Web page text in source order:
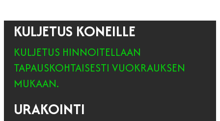
KULJETUS KONEILLE
KULJETUS HINNOITELLAAN
TAPAUSKOHTAISESTI VUOKRAUKSEN
MUKAAN.
URAKOINTI